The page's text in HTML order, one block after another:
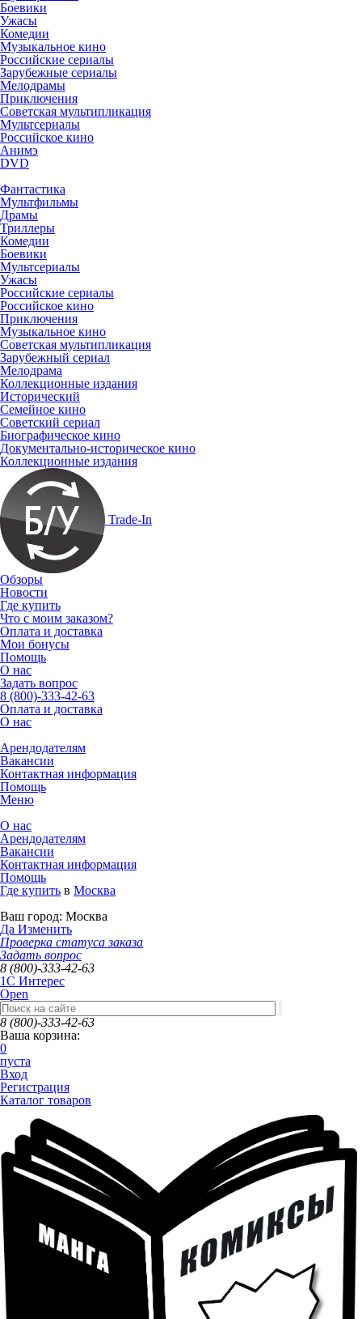
Боевики
Ужасы
Комедии
Музыкальное кино
Российские сериалы
Зарубежные сериалы
Мелодрамы
Приключения
Советская мультипликация
Мультсериалы
Российское кино
Анимэ
DVD
Фантастика
Мультфильмы
Драмы
Триллеры
Комедии
Боевики
Мультсериалы
Ужасы
Российские сериалы
Российское кино
Приключения
Музыкальное кино
Советская мультипликация
Зарубежный сериал
Мелодрама
Коллекционные издания
Исторический
Семейное кино
Советский сериал
Биографическое кино
Документально-историческое кино
Коллекционные издания
Trade-In
Обзоры
Новости
Где купить
Что с моим заказом?
Оплата и доставка
Мои бонусы
Помощь
О нас
Задать вопрос
8 (800)-333-42-63
Оплата и доставка
О нас
Арендодателям
Вакансии
Контактная информация
Помощь
Меню
О нас
Арендодателям
Вакансии
Контактная информация
Помощь
Где купить в Москва
Ваш город: Москва
Да Изменить
Проверка статуса заказа
Задать вопрос
8 (800)-333-42-63
1C Интерес
Open
8 (800)-333-42-63
Ваша корзина:
0
пуста
Вход
Регистрация
Каталог товаров